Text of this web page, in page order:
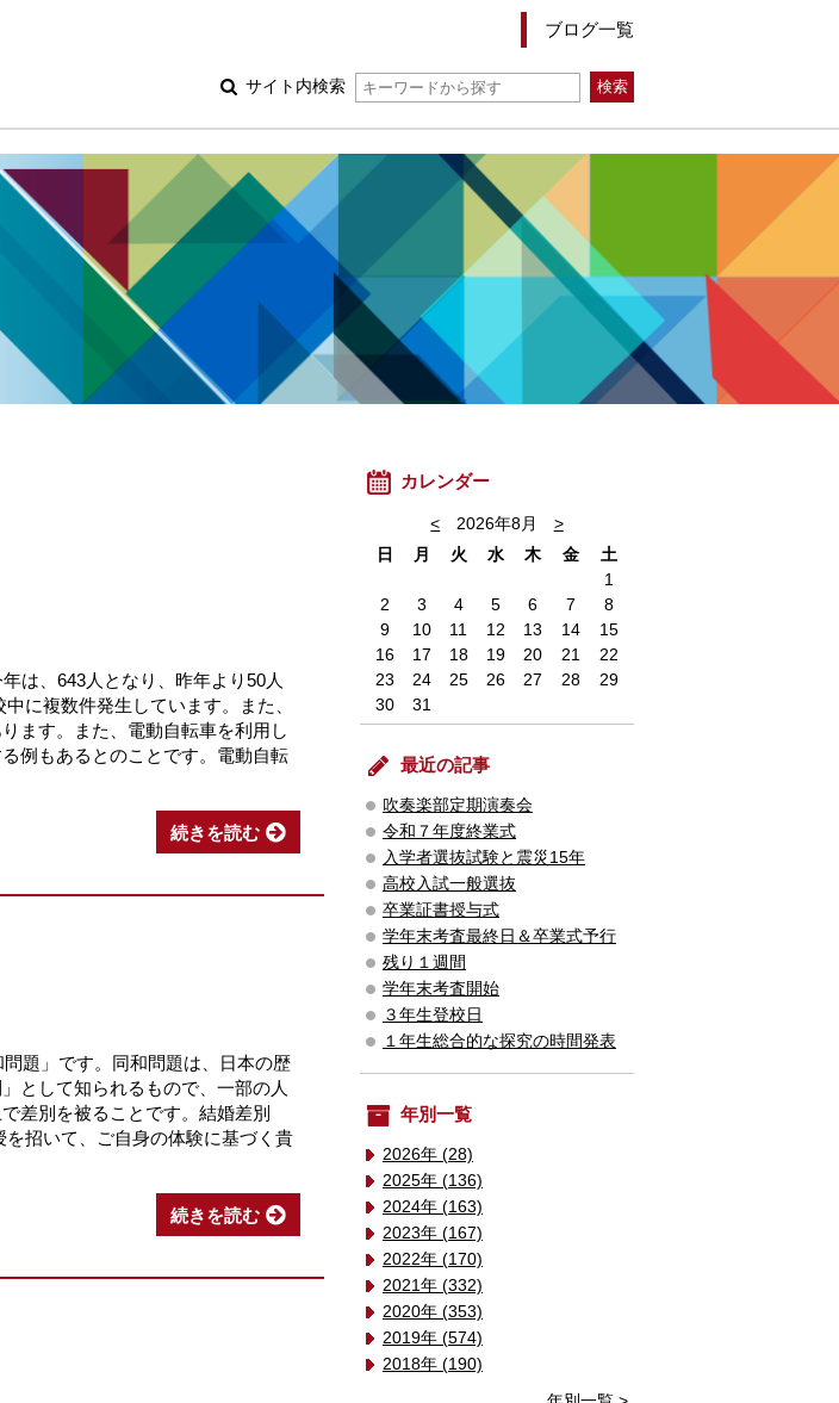
ブログ一覧
サイト内検索
は、643人となり、昨年より50人
に複数件発生しています。また、
ます。また、電動自転車を利用し
例もあるとのことです。電動自転
続きを読む
題」です。同和問題は、日本の歴
として知られるもので、一部の人
差別を被ることです。結婚差別
招いて、ご自身の体験に基づく貴
続きを読む
カレンダー
< 2026年8月
>
日
月 火 水 木 金
土
1
2
3 4 5 6 7
8
9
10 11 12 13 14
15
16
17 18 19 20 21
22
23
24 25 26 27 28
29
30
31
最近の記事
吹奏楽部定期演奏会
令和７年度終業式
入学者選抜試験と震災15年
高校入試一般選抜
卒業証書授与式
学年末考査最終日＆卒業式予行
残り１週間
学年末考査開始
３年生登校日
１年生総合的な探究の時間発表
年別一覧
2026年 (28)
2025年 (136)
2024年 (163)
2023年 (167)
2022年 (170)
2021年 (332)
2020年 (353)
2019年 (574)
2018年 (190)